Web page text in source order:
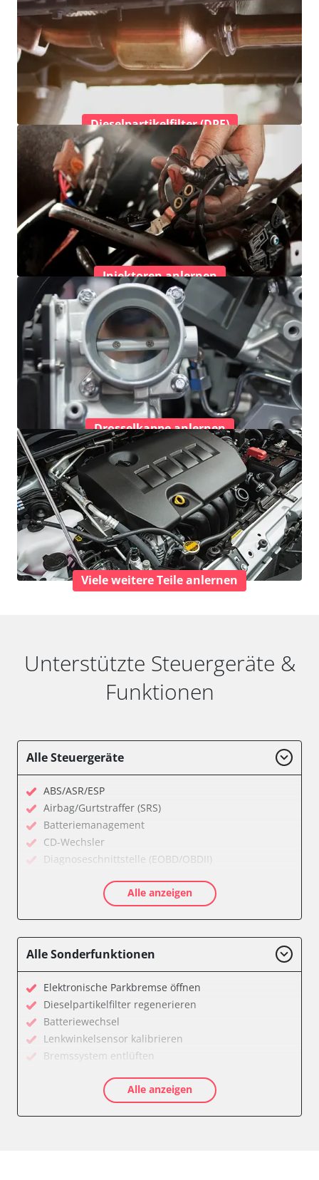
Dieselpartikelfilter (DPF)
Injektoren anlernen
Drosselkappe anlernen
Viele weitere Teile anlernen
Unterstützte Steuergeräte &
Funktionen
Alle Steuergeräte
ABS/ASR/ESP
Airbag/Gurtstraffer (SRS)
Batteriemanagement
CD-Wechsler
Diagnoseschnittstelle (EOBD/OBDII)
Diesel Additiv-System
Drehzahlanzeige
Fahrzeug Stabilitätskontrolle (VSC)
Feststellbremse (EPB / SBC)
Getriebesteuerung
Gurtkontrollleuchten
Informationsanzeige
Karosseriesteuerung
Kombiinstrument
Lenksäuleneinheit
Alle anzeigen
Alle Sonderfunktionen
Elektronische Parkbremse öffnen
Dieselpartikelfilter regenerieren
Batteriewechsel
Lenkwinkelsensor kalibrieren
Bremssystem entlüften
AGR Ventil anlernen
Luftmassenmesser anlernen
Alle anzeigen